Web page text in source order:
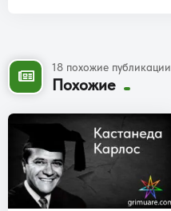
18 похожие публикации
Похожие